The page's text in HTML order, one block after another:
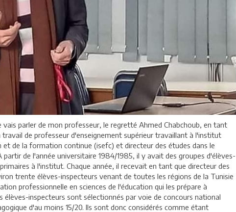
vais parler de mon professeur, le regretté Ahmed Chabchoub, en tant
de professeur d'enseignement supérieur travaillant à l'institut
et de la formation continue (isefc) et directeur des études dans le
partir de l'année universitaire 1984/1985, il y avait des groupes d'élèves-
à l'institut. Chaque année, il recevait en tant que directeur des
trente élèves-inspecteurs venant de toutes les régions de la Tunisie
professionnelle en sciences de l'éducation qui les prépare à
élèves-inspecteurs sont sélectionnés par voie de concours national
d'au moins 15/20. Ils sont donc considérés comme étant